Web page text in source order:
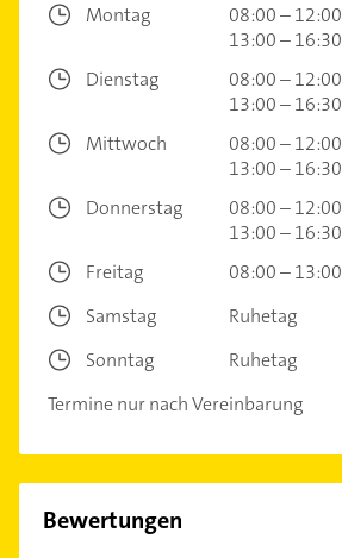
Montag
08:00 – 12:00
13:00 – 16:30
Dienstag
08:00 – 12:00
13:00 – 16:30
Mittwoch
08:00 – 12:00
13:00 – 16:30
Donnerstag
08:00 – 12:00
13:00 – 16:30
Freitag
08:00 – 13:00
Samstag
Ruhetag
Sonntag
Ruhetag
Termine nur nach Vereinbarung
Bewertungen